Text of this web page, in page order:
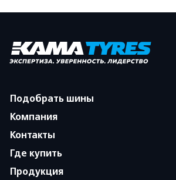
Подобрать шины
Компания
Контакты
Где купить
Продукция